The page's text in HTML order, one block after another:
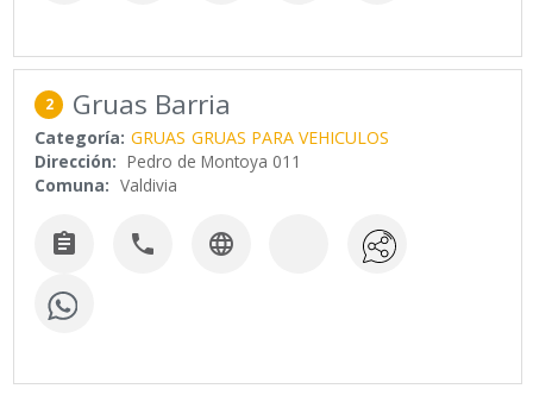
2 Gruas Barria
Categoría: GRUAS GRUAS PARA VEHICULOS
Dirección: Pedro de Montoya 011
Comuna: Valdivia
  